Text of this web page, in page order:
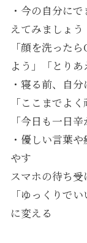
・今の自分に
えてみましょう
「顔を洗った
よう」「とり
・寝る前、自
「ここまでよ
「今日も一日
・優しい言葉
やす
スマホの待ち受
「ゆっくりで
に変える